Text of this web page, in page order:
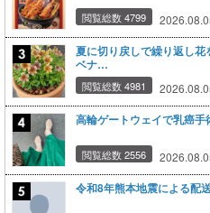
閲覧総数 4799
夏に切り戻しで繰り返し
ベナ…
閲覧総数 4981
高輪ゲートウェイで乳癌
閲覧総数 2556
令和8年熊本地震による配